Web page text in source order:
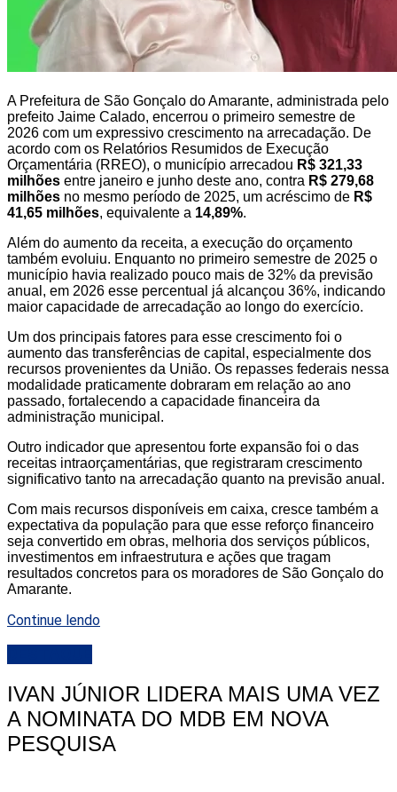
A Prefeitura de São Gonçalo do Amarante, administrada pelo
prefeito Jaime Calado, encerrou o primeiro semestre de
2026 com um expressivo crescimento na arrecadação. De
acordo com os Relatórios Resumidos de Execução
Orçamentária (RREO), o município arrecadou R$ 321,33
milhões entre janeiro e junho deste ano, contra R$ 279,68
milhões no mesmo período de 2025, um acréscimo de R$
41,65 milhões, equivalente a 14,89%.
Além do aumento da receita, a execução do orçamento
também evoluiu. Enquanto no primeiro semestre de 2025 o
município havia realizado pouco mais de 32% da previsão
anual, em 2026 esse percentual já alcançou 36%, indicando
maior capacidade de arrecadação ao longo do exercício.
Um dos principais fatores para esse crescimento foi o
aumento das transferências de capital, especialmente dos
recursos provenientes da União. Os repasses federais nessa
modalidade praticamente dobraram em relação ao ano
passado, fortalecendo a capacidade financeira da
administração municipal.
Outro indicador que apresentou forte expansão foi o das
receitas intraorçamentárias, que registraram crescimento
significativo tanto na arrecadação quanto na previsão anual.
Com mais recursos disponíveis em caixa, cresce também a
expectativa da população para que esse reforço financeiro
seja convertido em obras, melhoria dos serviços públicos,
investimentos em infraestrutura e ações que tragam
resultados concretos para os moradores de São Gonçalo do
Amarante.
Continue lendo
IVAN JÚNIOR LIDERA MAIS UMA VEZ
A NOMINATA DO MDB EM NOVA
PESQUISA